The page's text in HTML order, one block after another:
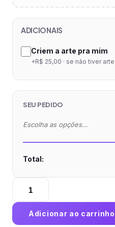
ADICIONAIS
Criem a arte pra mim
+R$ 25,00 · se não tiver
SEU PEDIDO
Escolha as opções…
Total:
Pasta
Vinco
Reciclato
Adicionar ao carrinho